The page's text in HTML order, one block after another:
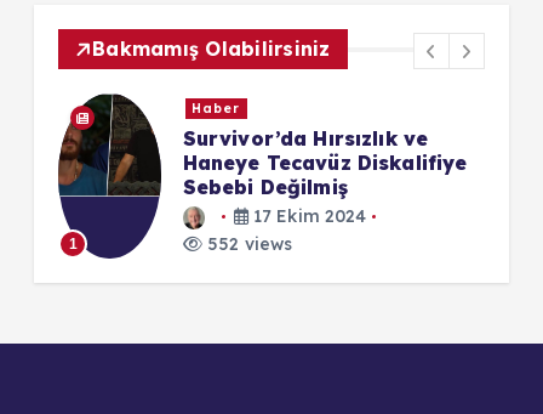
Bakmamış Olabilirsiniz
1
Haber
Survivor’da Hırsızlık ve
Haneye Tecavüz Diskalifiye
Sebebi Değilmiş
17 Ekim 2024
552 views